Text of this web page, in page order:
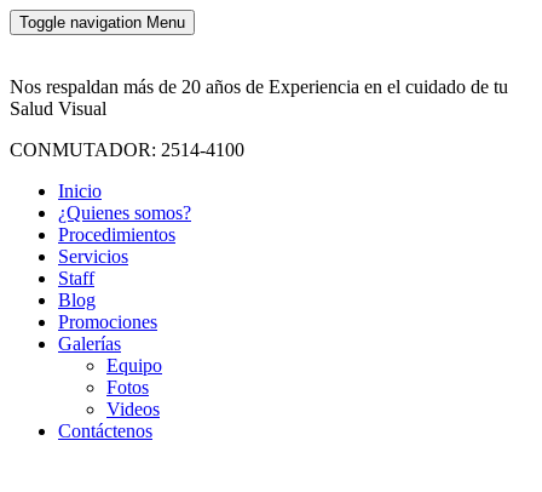
Toggle navigation Menu
Nos respaldan más de 20 años de Experiencia en el cuidado de tu
Salud Visual
CONMUTADOR: 2514-4100
Inicio
¿Quienes somos?
Procedimientos
Servicios
Staff
Blog
Promociones
Galerías
Equipo
Fotos
Videos
Contáctenos